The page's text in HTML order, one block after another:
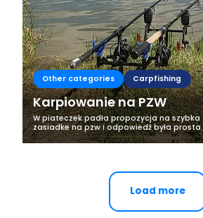
Other categories Carpfishing
Karpiowanie na PZW
W piateczek padła propozycja na
zasiadke na pzw i odpowiedź była
miejscowa wode Zalew Wegrow w piątek
do niedzieli do 12. Pogoda bardzo...
Load more